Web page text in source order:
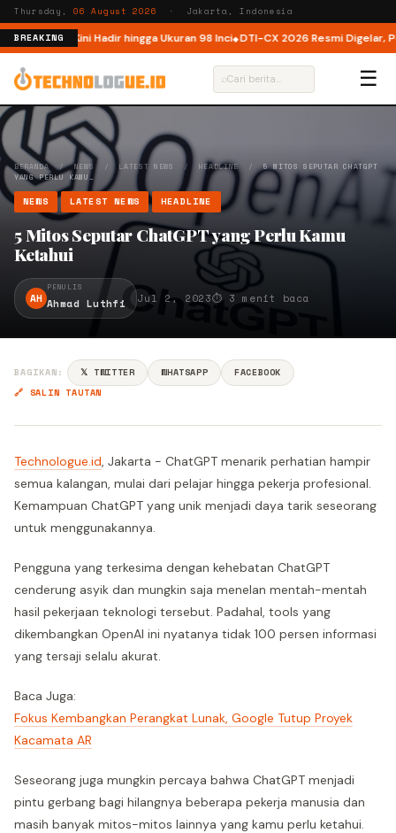
Thursday,06 August 2026 · Jakarta, Indonesia
BREAKINGKini Hadir hingga Ukuran 98 Inci DTI-CX 2026 Resmi Digelar,
⌕ ☰
BERANDA/NEWS / LATEST NEWS / HEADLINE/5 MITOS SEPUTAR CHATGPT
YANG PERLU KAMU…
NEWS LATEST NEWS HEADLINE
5 Mitos Seputar ChatGPT yang Perlu Kamu
Ketahui
AH
PENULIS
Ahmad Luthfi Jul 2, 2023⏱ 3 menit baca
BAGIKAN: 𝕏 TWITTER WHATSAPP
FACEBOOK
🔗 SALIN TAUTAN
Technologue.id, Jakarta - ChatGPT menarik perhatian hampir
semua kalangan, mulai dari pelajar hingga pekerja profesional.
Kemampuan ChatGPT yang unik menjadi daya tarik seseorang
untuk menggunakannya.
Pengguna yang terkesima dengan kehebatan ChatGPT
cenderung asyik dan mungkin saja menelan mentah-mentah
hasil pekerjaan teknologi tersebut. Padahal, tools yang
dikembangkan OpenAI ini nyatanya tidak 100 persen informasi
yang tersaji selalu akurat.
Baca Juga:
Fokus Kembangkan Perangkat Lunak, Google Tutup Proyek
Kacamata AR
Seseorang juga mungkin percaya bahwa ChatGPT menjadi
pintu gerbang bagi hilangnya beberapa pekerja manusia dan
masih banyak mitos-mitos lainnya yang kamu perlu ketahui.